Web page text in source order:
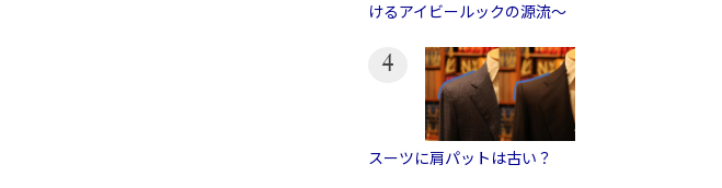
けるアイビールックの源流〜
4
スーツに肩パットは古い？